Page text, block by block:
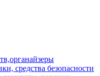
средства безопасности